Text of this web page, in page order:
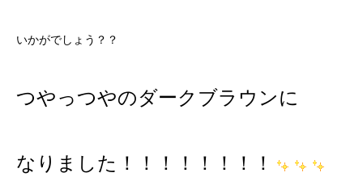
いかがでしょう？？
つやっつやのダークブラウンに
なりました！！！！！！！！